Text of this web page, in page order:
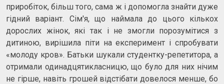
приробіток, більш того, сама ж і допомогла знайти дуже
гідний варіант. Сім'я, що наймала до цього кількох
дорослих жінок, які так і не змогли порозумітися з
дитиною, вирішила піти на експеримент і спробувати
«молоду кров». Батьки шукали студентку-репетитора, а
отримали одинадцятикласницю, що було для них нічим
не гірше, навіть грошей відстібати довелося менше, бо